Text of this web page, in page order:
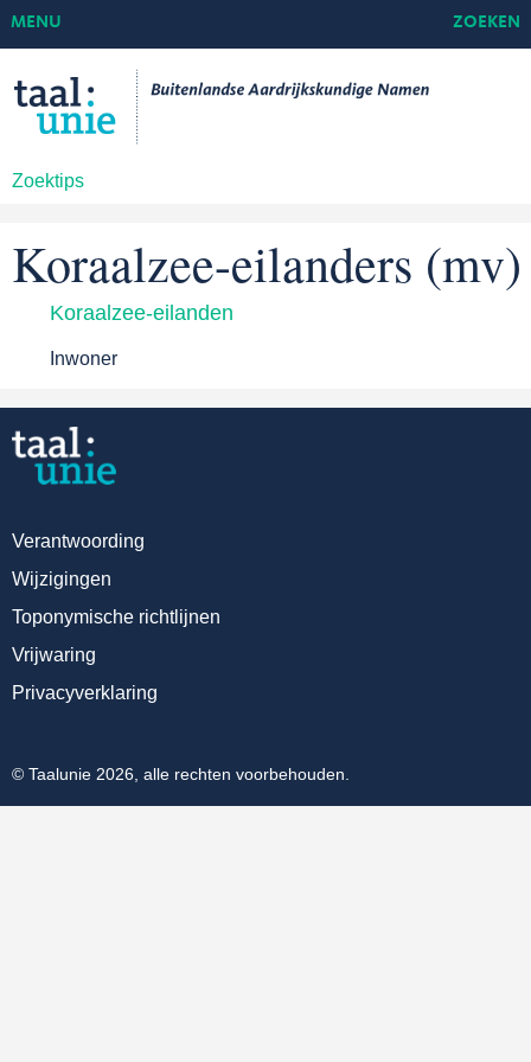
Zoektips
MENU ZOEKEN
Koraalzee-eilanders (mv)
Koraalzee-eilanden
Inwoner
Verantwoording
Wijzigingen
Toponymische richtlijnen
Vrijwaring
Privacyverklaring
© Taalunie 2026, alle rechten voorbehouden.